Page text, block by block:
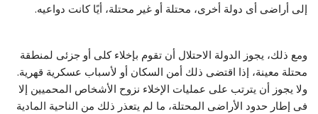
إلى أراضى أى دولة أخرى، محتلة أو غير محتلة، أيًا كانت دواعيه.
ومع ذلك، يجوز الدولة الاحتلال أن تقوم بإخلاء كلى أو جزئى لمنطقة
محتلة معينة، إذا اقتضى ذلك أمن السكان أو لأسباب عسكرية قهرية.
ولا يجوز أن يترتب على عمليات الإخلاء نزوح الأشخاص المحميين إلا
فى إطار حدود الأراضى المحتلة، ما لم يتعذر ذلك من الناحية المادية